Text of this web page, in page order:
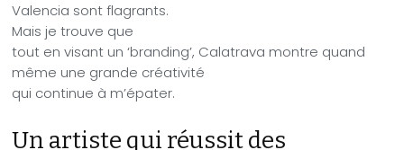
Valencia sont flagrants.
Mais je trouve que
tout en visant un ‘branding’, Calatrava montre quand
même une grande créativité
qui continue à m’épater.
Un artiste qui réussit des